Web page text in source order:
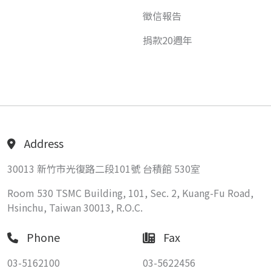
徵信報告
捐款20週年
Address
30013 新竹市光復路二段101號 台積館 530室
Room 530 TSMC Building, 101, Sec. 2, Kuang-Fu Road,
Hsinchu, Taiwan 30013, R.O.C.
Phone
03-5162100
Fax
03-5622456